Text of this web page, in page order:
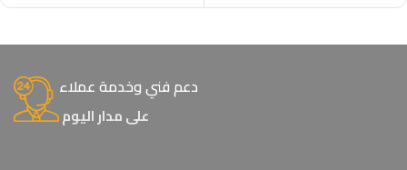
دعم فني وخدمة عملاء
على مدار اليوم